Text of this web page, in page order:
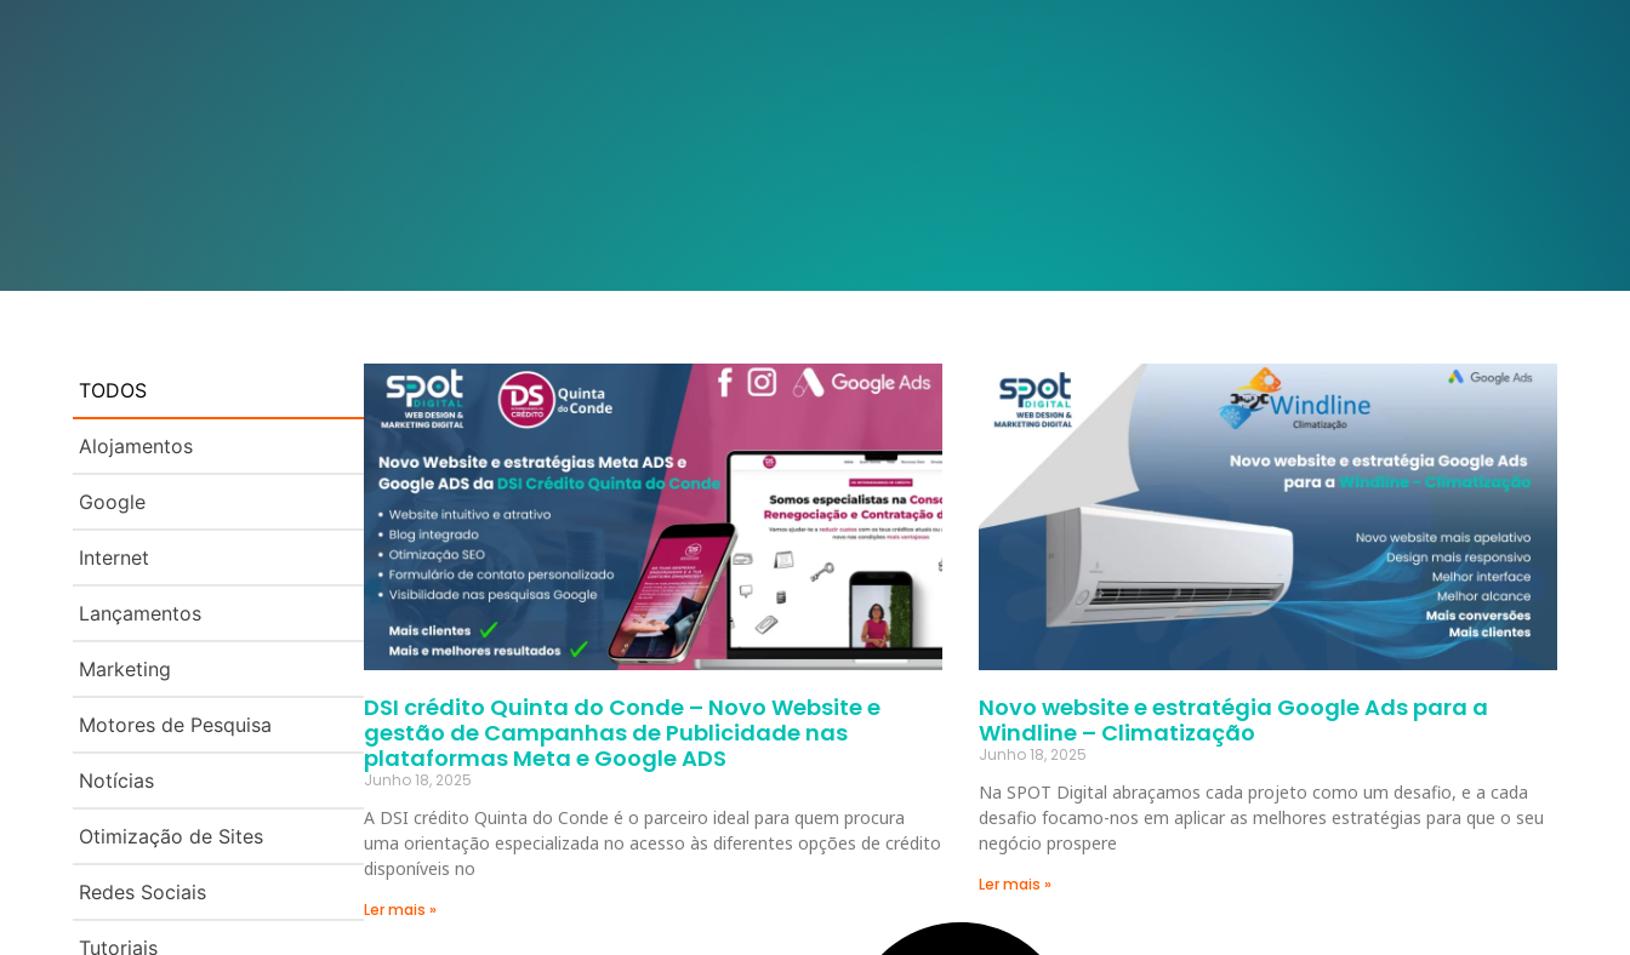
TODOS
Alojamentos
Google
Internet
Lançamentos
Marketing
Motores de Pesquisa
Notícias
Otimização de Sites
Redes Sociais
Tutoriais
DSI crédito Quinta do Conde – Novo Website e
gestão de Campanhas de Publicidade nas
plataformas Meta e Google ADS
Junho 18, 2025
A DSI crédito Quinta do Conde é o parceiro ideal para quem procura
uma orientação especializada no acesso às diferentes opções de crédito
disponíveis no
Ler mais »
Novo website e estratégia Google Ads para a
Windline – Climatização
Junho 18, 2025
Na SPOT Digital abraçamos cada projeto como um desafio, e a cada
desafio focamo-nos em aplicar as melhores estratégias para que o seu
negócio prospere
Ler mais »